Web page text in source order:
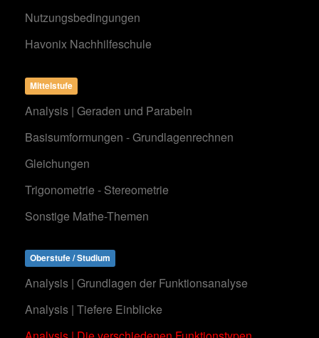
Nutzungsbedingungen
Havonix Nachhilfeschule
Mittelstufe
Analysis | Geraden und Parabeln
Basisumformungen - Grundlagenrechnen
Gleichungen
Trigonometrie - Stereometrie
Sonstige Mathe-Themen
Oberstufe / Studium
Analysis | Grundlagen der Funktionsanalyse
Analysis | Tiefere Einblicke